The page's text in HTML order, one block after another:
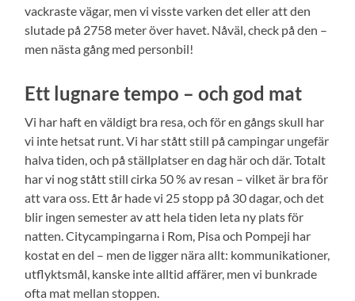
vackraste vägar, men vi visste varken det eller att den
slutade på 2758 meter över havet. Nåväl, check på den –
men nästa gång med personbil!
Ett lugnare tempo – och god mat
Vi har haft en väldigt bra resa, och för en gångs skull har
vi inte hetsat runt. Vi har stått still på campingar ungefär
halva tiden, och på ställplatser en dag här och där. Totalt
har vi nog stått still cirka 50 % av resan – vilket är bra för
att vara oss. Ett år hade vi 25 stopp på 30 dagar, och det
blir ingen semester av att hela tiden leta ny plats för
natten. Citycampingarna i Rom, Pisa och Pompeji har
kostat en del – men de ligger nära allt: kommunikationer,
utflyktsmål, kanske inte alltid affärer, men vi bunkrade
ofta mat mellan stoppen.